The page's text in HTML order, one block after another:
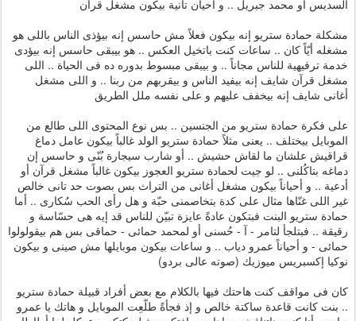
السديس أو محمد جبريل .. و أحيان تانية بيكون مشغل قرآن
مشكلة حمادة ستريو إنه بيكون فعلاً مش حاسس إنه بيؤذى الناس باللى هو
مشغله أيّاً كان .. ساعات كنت باتخيل العكس .. هو بيبقى حاسس إنه بيؤدى
خدمة ترفيهية للناس مجاناً .. و بيبقى مبسوط بدوره ده فى الحياة .. اللى
مشغل قرآن شايف إنه بيفيد الناس و بيقربهم من ربنا .. و اللى مشغل
أغانى شايف إنه بيخفف عليهم و على نفسه ملل الطريق
على فكرة حمادة ستريو من الجنسين .. بس نوع المحتوى اللى طالع من
الموبايل بيختلف .. يعنى مثلاً حمادة ستريو الولد غالباً بيكون عامل دماغ
قراقيش علشان ما لقاش حشيش .. أو شارب سيجارة بُنّى و حاسس إن
دماغه بتاكُلنى .. لو جيت لحمادة ستريو العجوز بيكون غالباً مشغل قرآن أو
أدعية .. و أحياناً بيكون مشغل أغانى من التراث بس بصوت حد تانى خالص
غير اللى غنّاها مثال على كدة بتخاصمنى حبّة و هل رأى الحب سُكارى .. أما
حمادة ستريو البنت فبتكون عادةً عايزة تبيّن للناس قد إيه هى حسّاسة و
رقيقة .. فبتلجأ لتامر - آ - حُسنى أو لمحمد حمائى - حماقى بس هم بيقولولوا
حمائى - و أحياناً عمرو دياب .. و ساعات بيكون موبايلها مش صينى و بيكون
نوكيا إكسبريس ميوزيك (صوته عالى بردو)
كان فى مواقف كنت هاحتك فيها بالكلام مع بعض أفراد قبيلة حمادة ستريو
.. بنت كانت قاعدة ساكتة خالص و إذ فجأةً طلّعِت الموبايل و هاتك يا عمرو